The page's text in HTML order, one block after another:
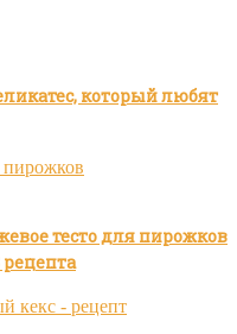
который любят
тесто для пирожков